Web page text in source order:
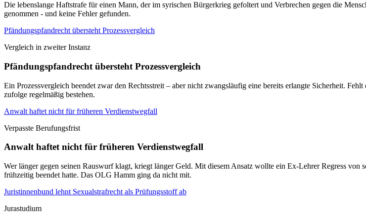
Die lebenslange Haftstrafe für einen Mann, der im syrischen Bürgerkrieg gefoltert und Verbrechen gegen die
genommen - und keine Fehler gefunden.
Pfändungspfandrecht übersteht Prozessvergleich
Vergleich in zweiter Instanz
Pfändungspfandrecht übersteht Prozessvergleich
Ein Prozessvergleich beendet zwar den Rechtsstreit – aber nicht zwangsläufig eine bereits erlangte Sicherheit.
zufolge regelmäßig bestehen.
Anwalt haftet nicht für früheren Verdienstwegfall
Verpasste Berufungsfrist
Anwalt haftet nicht für früheren Verdienstwegfall
Wer länger gegen seinen Rauswurf klagt, kriegt länger Geld. Mit diesem Ansatz wollte ein Ex-Lehrer Regress
frühzeitig beendet hatte. Das OLG Hamm ging da nicht mit.
Juristinnenbund lehnt Sexualstrafrecht als Prüfungsstoff ab
Jurastudium